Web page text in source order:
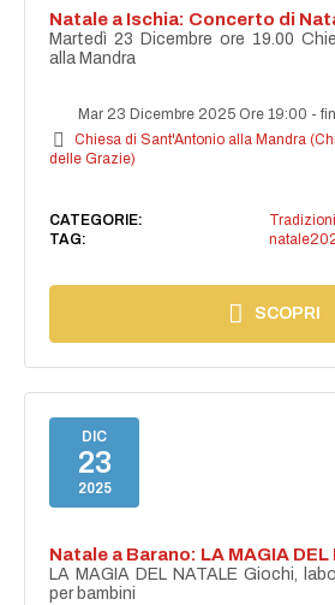
Natale a Ischia: Concerto di
Martedì 23 Dicembre ore 19.00
alla Mandra
Mar 23 Dicembre 2025 Ore 19:00 -
Chiesa di Sant'Antonio alla Mandra
delle Grazie)
CATEGORIE:
Tradizioni
TAG:
SCOPRI
DIC
23
2025
Natale a Barano: LA MAGIA DEL
LA MAGIA DEL NATALE Giochi,
per bambini